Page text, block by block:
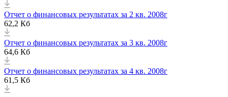
Отчет о финансовых результатах за 2 кв. 2008г
62,2 Кб
Отчет о финансовых результатах за 3 кв. 2008г
64,6 Кб
Отчет о финансовых результатах за 4 кв. 2008г
61,5 Кб